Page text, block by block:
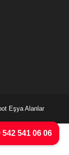
Eşya Alanlar
542 541 06 06